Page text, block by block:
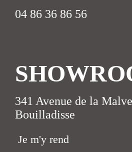
04 86 36 86 56
341 Avenue de la
Bouilladisse
Je m'y rend